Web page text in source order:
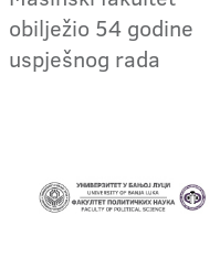
obilježio 54 godine
uspješnog rada